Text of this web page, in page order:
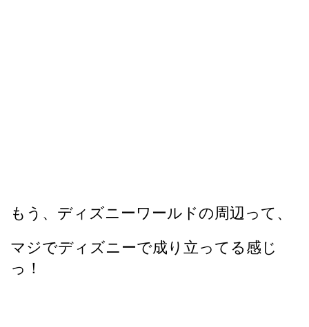
もう、ディズニーワールドの周辺って、
マジでディズニーで成り立ってる感じ
っ！